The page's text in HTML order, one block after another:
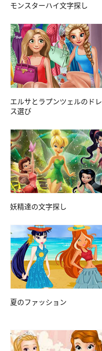
モンスターハイ文字探し
エルサとラプンツェルのドレ
ス選び
妖精達の文字探し
夏のファッション